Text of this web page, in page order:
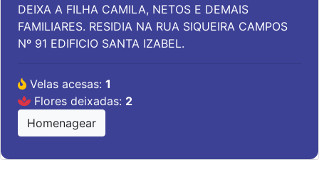
DEIXA A FILHA CAMILA, NETOS E DEMAIS
FAMILIARES. RESIDIA NA RUA SIQUEIRA CAMPOS
Nº 91 EDIFICIO SANTA IZABEL.
Velas acesas: 1
Flores deixadas: 2
Homenagear